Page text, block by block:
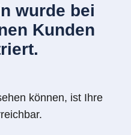
wurde bei
Kunden
können, ist Ihre